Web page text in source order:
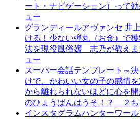
ート・ナビゲーション）って
ュー
グランディールアヴァンセ 井
ける！少ない弾丸（お金）で
法を現役風俗嬢 志乃が教え
ュー
スーパー会話テンプレート～
けで、かわいい女の子の感情
から離れられないほどに心を
のひょうばんはうそ！？ ２ち
インスタグラムハンターワー